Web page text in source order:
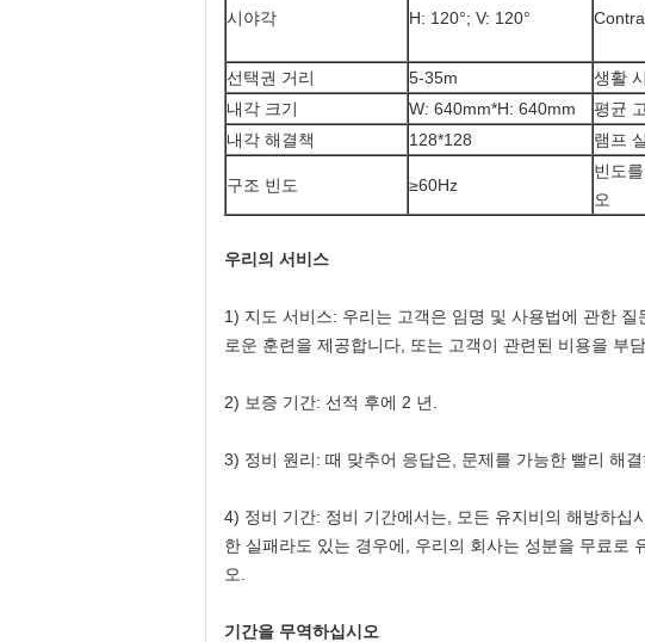
시야각 H: 120°; V: 120°
선택권 거리
5-35m 생활
내각 크기
W: 640mm*H: 640mm 평균
내각 해결책
128*128 램프
구조 빈도 ≥60Hz
빈도
오
우리의 서비스
1) 지도 서비스: 우리는 고객은 임명 및 사용법에 관한
로운 훈련을 제공합니다, 또는 고객이 관련된 비용을 부
2) 보증 기간: 선적 후에 2 년.
3) 정비 원리: 때 맞추어 응답은, 문제를 가능한 빨리 해
4) 정비 기간: 정비 기간에서는, 모든 유지비의 해방하십
한 실패라도 있는 경우에, 우리의 회사는 성분을 무료로
오.
기간을 무역하십시오